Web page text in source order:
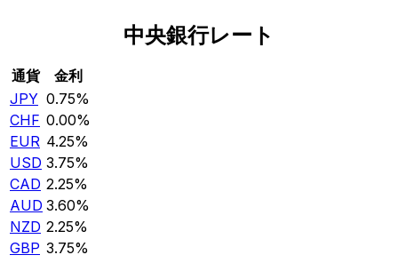
中央銀行レート
通貨
金利
JPY 0.75%
CHF 0.00%
EUR 4.25%
USD 3.75%
CAD 2.25%
AUD 3.60%
NZD 2.25%
GBP 3.75%